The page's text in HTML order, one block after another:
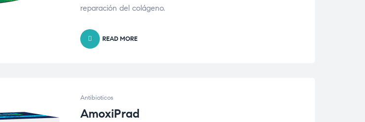
reparación del colágeno.
READ MORE
Antibioticos
AmoxiPrad